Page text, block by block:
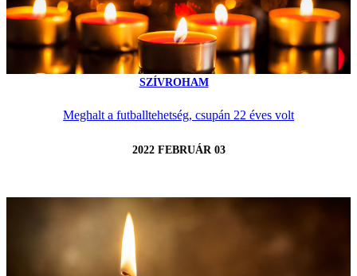
SZÍVROHAM
Meghalt a futballtehetség, csupán 22 éves volt
2022 FEBRUÁR 03